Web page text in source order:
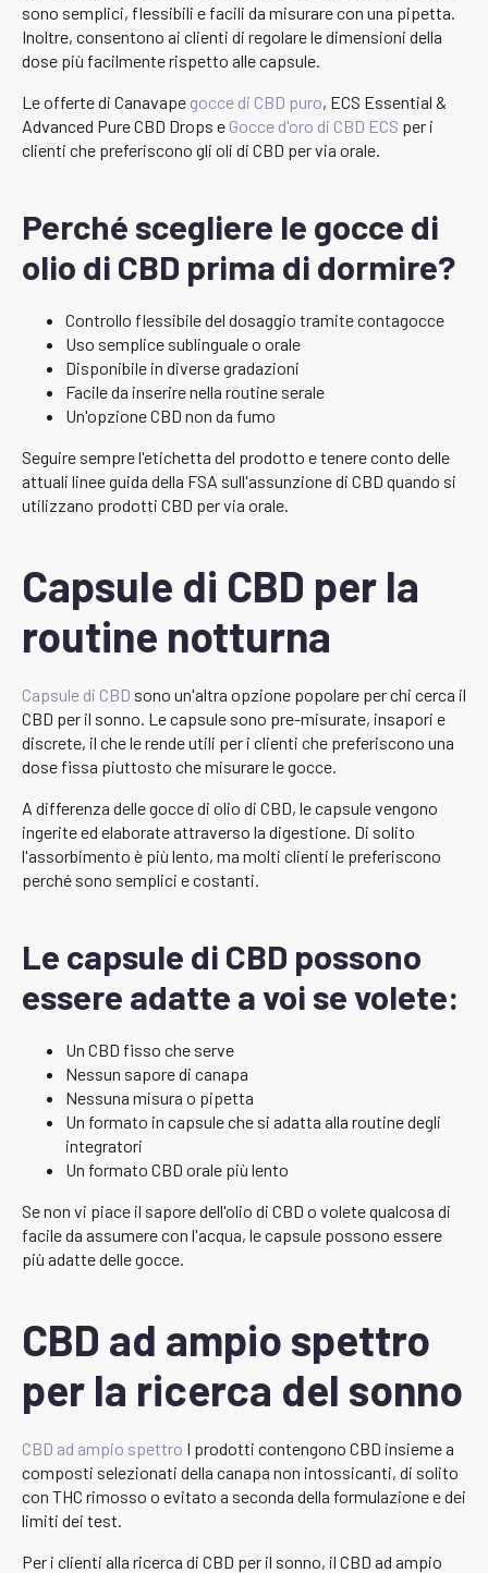
sono semplici, flessibili e facili da misurare con una pipetta.
Inoltre, consentono ai clienti di regolare le dimensioni della
dose più facilmente rispetto alle capsule.
Le offerte di Canavape gocce di CBD puro, ECS Essential &
Advanced Pure CBD Drops e Gocce d'oro di CBD ECS per i
clienti che preferiscono gli oli di CBD per via orale.
Perché scegliere le gocce di
olio di CBD prima di dormire?
Controllo flessibile del dosaggio tramite contagocce
Uso semplice sublinguale o orale
Disponibile in diverse gradazioni
Facile da inserire nella routine serale
Un'opzione CBD non da fumo
Seguire sempre l'etichetta del prodotto e tenere conto delle
attuali linee guida della FSA sull'assunzione di CBD quando si
utilizzano prodotti CBD per via orale.
Capsule di CBD per la
routine notturna
Capsule di CBD sono un'altra opzione popolare per chi cerca il
CBD per il sonno. Le capsule sono pre-misurate, insapori e
discrete, il che le rende utili per i clienti che preferiscono una
dose fissa piuttosto che misurare le gocce.
A differenza delle gocce di olio di CBD, le capsule vengono
ingerite ed elaborate attraverso la digestione. Di solito
l'assorbimento è più lento, ma molti clienti le preferiscono
perché sono semplici e costanti.
Le capsule di CBD possono
essere adatte a voi se volete:
Un CBD fisso che serve
Nessun sapore di canapa
Nessuna misura o pipetta
Un formato in capsule che si adatta alla routine degli
integratori
Un formato CBD orale più lento
Se non vi piace il sapore dell'olio di CBD o volete qualcosa di
facile da assumere con l'acqua, le capsule possono essere
più adatte delle gocce.
CBD ad ampio spettro
per la ricerca del sonno
CBD ad ampio spettro I prodotti contengono CBD insieme a
composti selezionati della canapa non intossicanti, di solito
con THC rimosso o evitato a seconda della formulazione e dei
limiti dei test.
Per i clienti alla ricerca di CBD per il sonno, il CBD ad ampio